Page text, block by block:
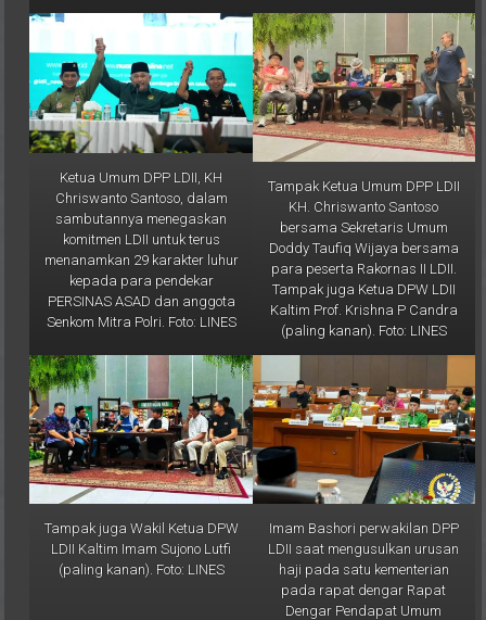
Ketua Umum DPP LDII, KH
Chriswanto Santoso, dalam
sambutannya menegaskan
komitmen LDII untuk terus
menanamkan 29 karakter luhur
kepada para pendekar
PERSINAS ASAD dan anggota
Senkom Mitra Polri. Foto: LINES
Tampak Ketua Umum DPP LDII
KH. Chriswanto Santoso
bersama Sekretaris Umum
Doddy Taufiq Wijaya bersama
para peserta Rakornas II LDII.
Tampak juga Ketua DPW LDII
Kaltim Prof. Krishna P Candra
(paling kanan). Foto: LINES
Tampak juga Wakil Ketua DPW
LDII Kaltim Imam Sujono Lutfi
(paling kanan). Foto: LINES
Imam Bashori perwakilan DPP
LDII saat mengusulkan urusan
haji pada satu kementerian
pada rapat dengar Rapat
Dengar Pendapat Umum